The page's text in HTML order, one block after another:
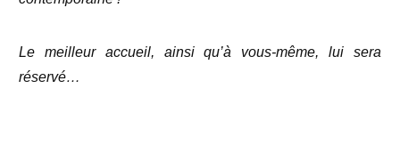
Le meilleur accueil, ainsi qu’à vous-même, lui sera
réservé…